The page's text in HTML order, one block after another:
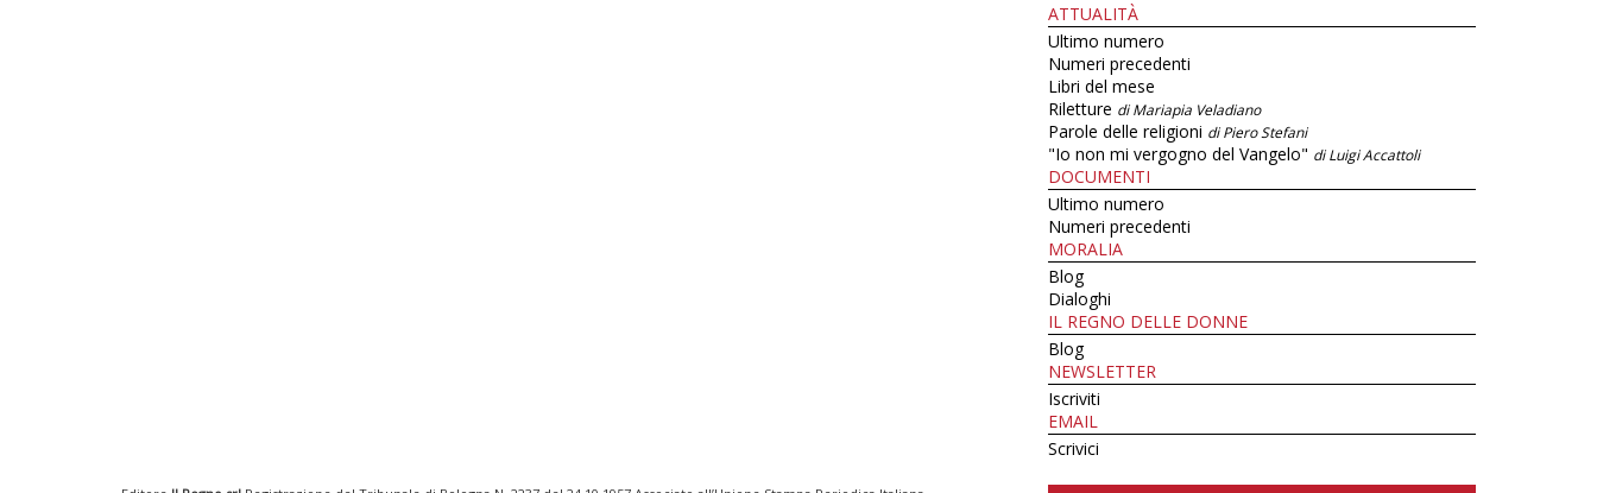
ATTUALITÀ
Ultimo numero
Numeri precedenti
Libri del mese
Riletture di Mariapia Veladiano
Parole delle religioni di Piero Stefani
"Io non mi vergogno del Vangelo" di Luigi Accattoli
DOCUMENTI
Ultimo numero
Numeri precedenti
MORALIA
Blog
Dialoghi
IL REGNO DELLE DONNE
Blog
NEWSLETTER
Iscriviti
EMAIL
Scrivici